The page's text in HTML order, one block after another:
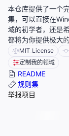
本仓库提供了一个
集，可以直接在
域的初学者，还是
都将为你提供极大
MIT_License
定制我的领域
README
规则集
举报项目